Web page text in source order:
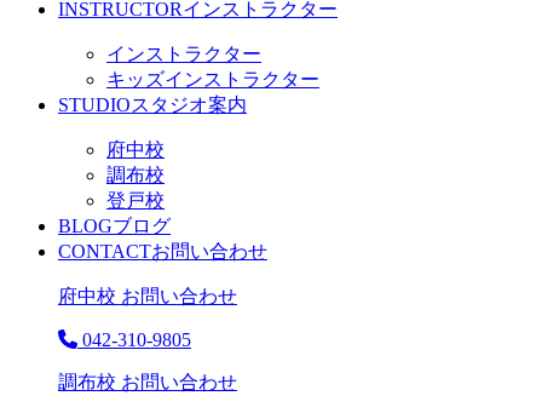
INSTRUCTORインストラクター
インストラクター
キッズインストラクター
STUDIOスタジオ案内
府中校
調布校
登戸校
BLOGブログ
CONTACTお問い合わせ
府中校 お問い合わせ
042-310-9805
調布校 お問い合わせ